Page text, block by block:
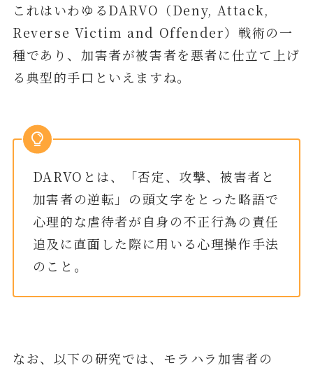
これはいわゆるDARVO（Deny, Attack,
Reverse Victim and Offender）戦術の一
種であり、加害者が被害者を悪者に仕立て上げ
る典型的手口といえますね。
DARVOとは、「否定、攻撃、被害者と
加害者の逆転」の頭文字をとった略語で
心理的な虐待者が自身の不正行為の責任
追及に直面した際に用いる心理操作手法
のこと。
なお、以下の研究では、モラハラ加害者の